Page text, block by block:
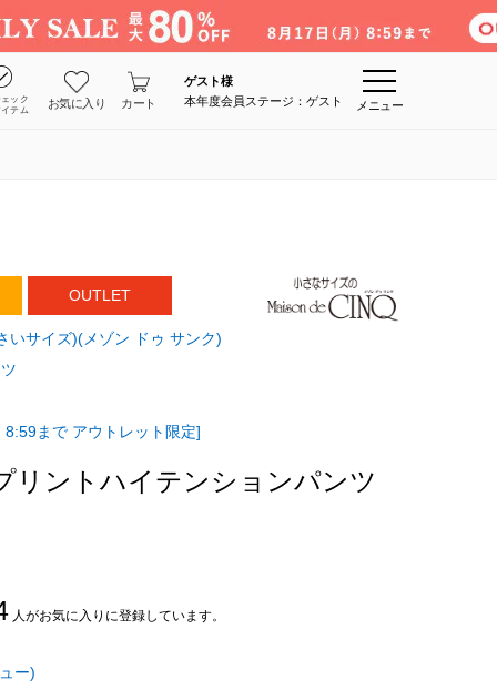
ック
テム
お気に入り カート
ゲスト様
本年度会員ステージ：ゲスト
メニュー
OUTLET
いサイズ)(メゾン ドゥ サンク)
まで アウトレット限定]
リントハイテンションパンツ
人がお気に入りに登録しています。
ー)